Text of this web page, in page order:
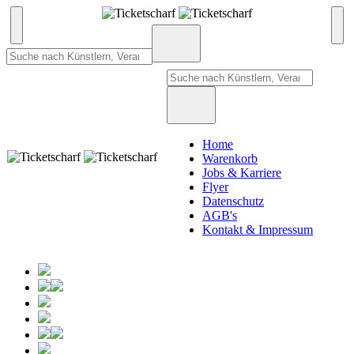
Home
Warenkorb
Jobs & Karriere
Flyer
Datenschutz
AGB's
Kontakt & Impressum